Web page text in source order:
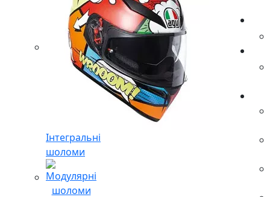
Інтегральні
шоломи